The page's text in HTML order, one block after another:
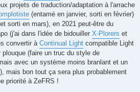
projets de traduction/adaptation à l'arrache
(entamé en janvier, sorti en février)
sorti en mars), en 2021 peut-être du
(j'ai dans l'idée de bidouiller X-Plorers et
convertir à Continual Light compatible Light
plouque (faire un truc du style de
avec un système moins branlant et un
mais bon tout ça sera plus probablement
priorité à ZeFRS !